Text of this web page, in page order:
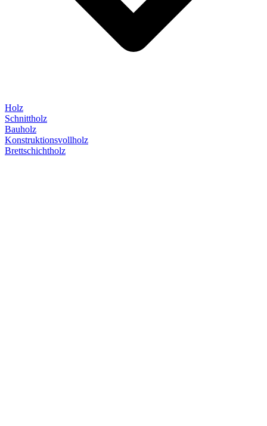
Holz
Schnittholz
Bauholz
Konstruktionsvollholz
Brettschichtholz